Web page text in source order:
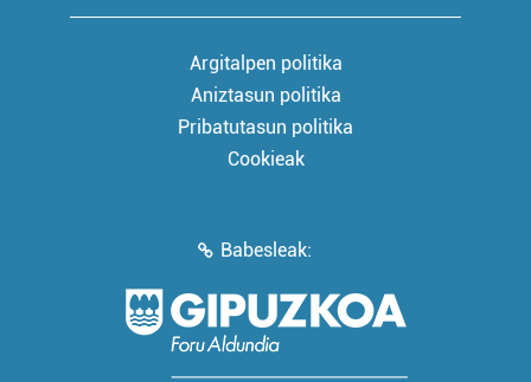
Argitalpen politika
Aniztasun politika
Pribatutasun politika
Cookieak
Babesleak: